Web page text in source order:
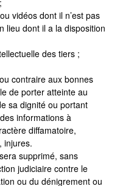
vidéos dont il n’est pas
lieu dont il a la disposition
des tiers ;
contraire aux bonnes
de porter atteinte au
sa dignité ou portant
informations à
diffamatoire,
injures.
supprimé, sans
judiciaire contre le
ou du dénigrement ou